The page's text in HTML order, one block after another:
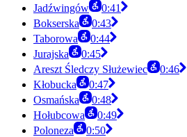
Jadźwingów
0:41
Bokserska
0:43
Taborowa
0:44
Jurajska
0:45
Areszt Śledczy Służewiec
0:46
Kłobucka
0:47
Osmańska
0:48
Hołubcowa
0:49
Poloneza
0:50